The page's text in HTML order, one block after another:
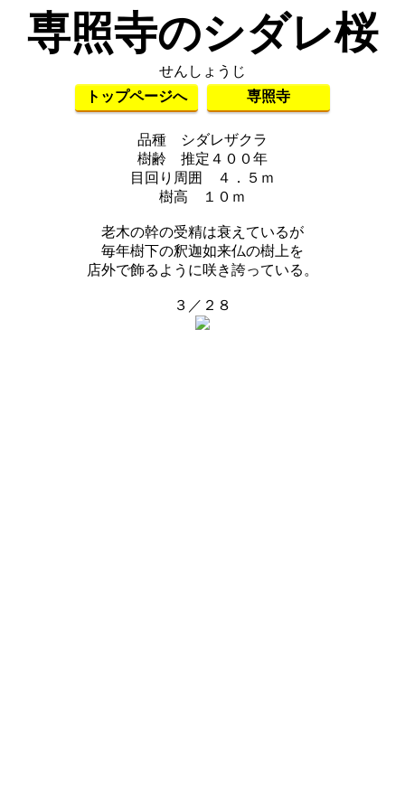
専照寺のシダレ桜
せんしょうじ
トップページへ
専照寺
品種 シダレザクラ
樹齢 推定４００年
目回り周囲 ４．５ｍ
樹高 １０ｍ
老木の幹の受精は衰えているが
毎年樹下の釈迦如来仏の樹上を
店外で飾るように咲き誇っている。
３／２８